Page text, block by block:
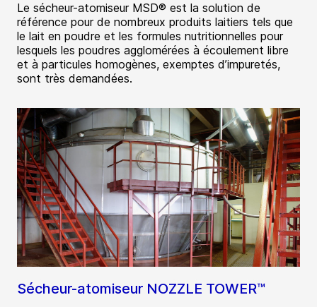
Le sécheur-atomiseur MSD® est la solution de
référence pour de nombreux produits laitiers tels que
le lait en poudre et les formules nutritionnelles pour
lesquels les poudres agglomérées à écoulement libre
et à particules homogènes, exemptes d’impuretés,
sont très demandées.
Sécheur-atomiseur NOZZLE TOWER™